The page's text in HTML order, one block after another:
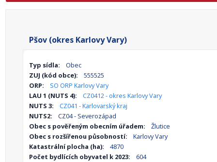
Pšov (okres Karlovy Vary)
Typ sídla:
Obec
ZUJ (kód obce):
555525
ORP:
SO ORP Karlovy Vary
LAU 1 (NUTS 4):
CZ0412 - okres Karlovy Vary
NUTS 3:
CZ041 - Karlovarský kraj
NUTS2:
CZ04 - Severozápad
Obec s pověřeným obecním úřadem:
Žlutice
Obec s rozšířenou působností:
Karlovy Vary
Katastrální plocha (ha):
4870
Počet bydlících obyvatel k 2023:
604